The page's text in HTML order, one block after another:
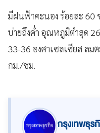
มีฝนฟ้าคะนอง ร้อยละ 60
บ่ายถึงค่ำ อุณหภูมิต่ำสุด
33-36 องศาเซลเซียส ลม
กม./ชม.
กรุงเทพธุร